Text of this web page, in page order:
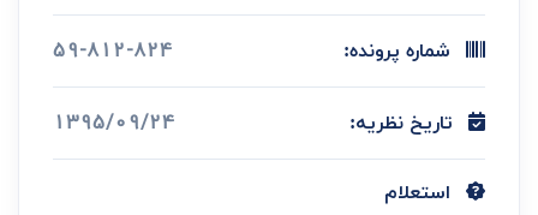
شماره پرونده: 59-812-824
تاریخ نظریه: 1395/09/24
استعلام